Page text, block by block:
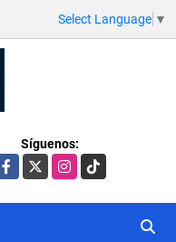
Select Language ▼
Síguenos:
Facebook
X Instagram
TikTok